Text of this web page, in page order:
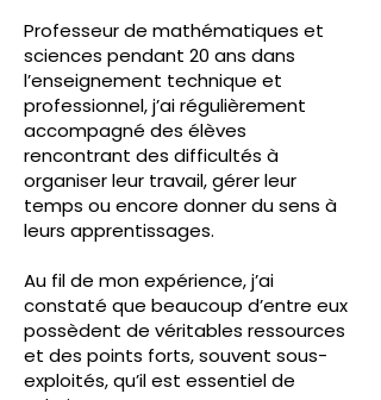
Professeur de mathématiques et
sciences pendant 20 ans dans
l’enseignement technique et
professionnel, j’ai régulièrement
accompagné des élèves
rencontrant des difficultés à
organiser leur travail, gérer leur
temps ou encore donner du sens à
leurs apprentissages.
Au fil de mon expérience, j’ai
constaté que beaucoup d’entre eux
possèdent de véritables ressources
et des points forts, souvent sous-
exploités, qu’il est essentiel de